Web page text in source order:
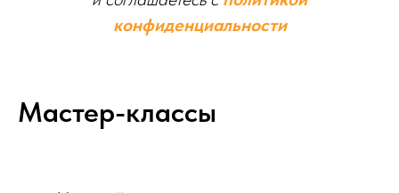
конфиденциальности
Мастер-классы